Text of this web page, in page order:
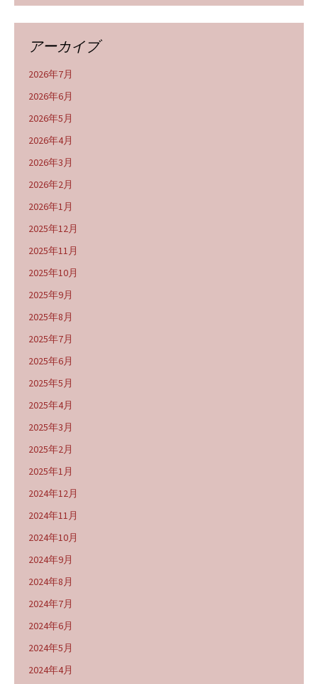
アーカイブ
2026年7月
2026年6月
2026年5月
2026年4月
2026年3月
2026年2月
2026年1月
2025年12月
2025年11月
2025年10月
2025年9月
2025年8月
2025年7月
2025年6月
2025年5月
2025年4月
2025年3月
2025年2月
2025年1月
2024年12月
2024年11月
2024年10月
2024年9月
2024年8月
2024年7月
2024年6月
2024年5月
2024年4月